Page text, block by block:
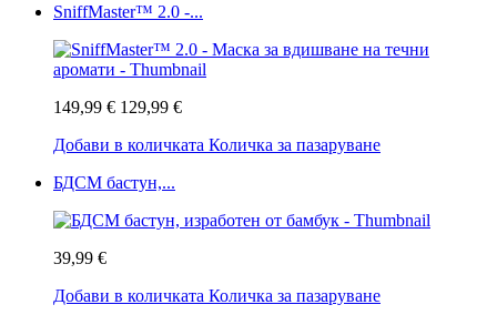
SniffMaster™ 2.0 -...
149,99 € 129,99 €
Добави в количката Количка за пазаруване
БДСМ бастун,...
39,99 €
Добави в количката Количка за пазаруване